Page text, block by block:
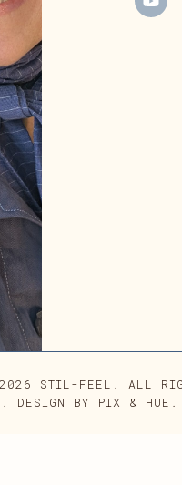
2026 STIL-FEEL. ALL
DESIGN BY PIX & HUE.